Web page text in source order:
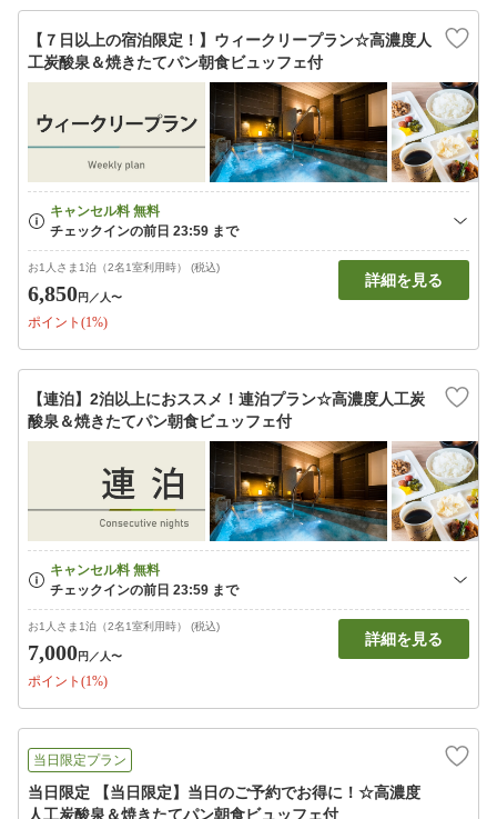
【７日以上の宿泊限定！】ウィークリープラン☆高濃度人
工炭酸泉＆焼きたてパン朝食ビュッフェ付
お1人さま1泊（2名1室利用時） (税込)
6,850円 ／人〜
ポイント(1%)
詳細を見る
【連泊】2泊以上におススメ！連泊プラン☆高濃度人工炭
酸泉＆焼きたてパン朝食ビュッフェ付
お1人さま1泊（2名1室利用時） (税込)
7,000円 ／人〜
ポイント(1%)
詳細を見る
当日限定プラン
当日限定 【当日限定】当日のご予約でお得に！☆高濃度
人工炭酸泉＆焼きたてパン朝食ビュッフェ付